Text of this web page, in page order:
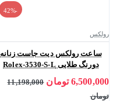
-42%
رولکس
ساعت رولکس دیت جاست زنانه
دورنگ طلایی Rolex-3530-S-L
6,500,000 تومان
11,198,000
تومان